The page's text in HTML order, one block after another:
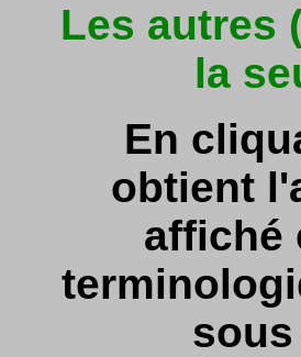
Les autres
la
En
obtient
affiché